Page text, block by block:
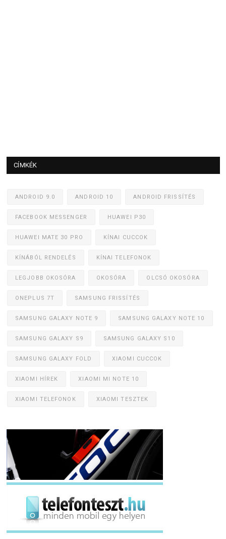
CÍMKÉK
ANDROID 9.0 ANDROID 10 ANDROID FRISSÍTÉS
FACEBOOK MESSENGER HUAWEI P30
HUAWEI MATE 30 PRO KÍNAI CUCCOK
KÍNÁBÓL RENDELÉS KÍNAI TELEFONOK
LEGJOBB OKOSÓRA OKOSÓRA OLCSÓ OKOSÓRA
ONEPLUS 7T SAMSUNG FRISSÍTÉS
SAMSUNG GALAXY NOTE 9 SAMSUNG GALAXY NOTE 10
SAMSUNG GALAXY S9 SAMSUNG GALAXY S10
SAMSUNG GALAXY FOLD XIAOMI CUCCOK
XIAOMI HÍREK XIAOMI MI NOTE 10
XIAOMI TELEFONOK XIAOMI TESZTEK